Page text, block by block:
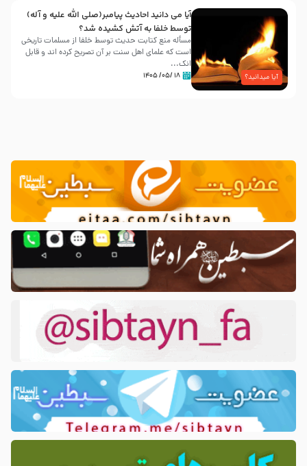
آیا میدانید؟
آیا می دانید احادیث پیامبر(صلی الله علیه و آله)
توسط خلفا به آتش کشیده شد؟
مسأله منع کتابت حدیث توسط خلفا از مسلمات تاریخی
است که علمای اهل سنت بر آن تصریح کرده اند و قابل
انک...
۱۸ /۰۵/ ۱۴۰۵